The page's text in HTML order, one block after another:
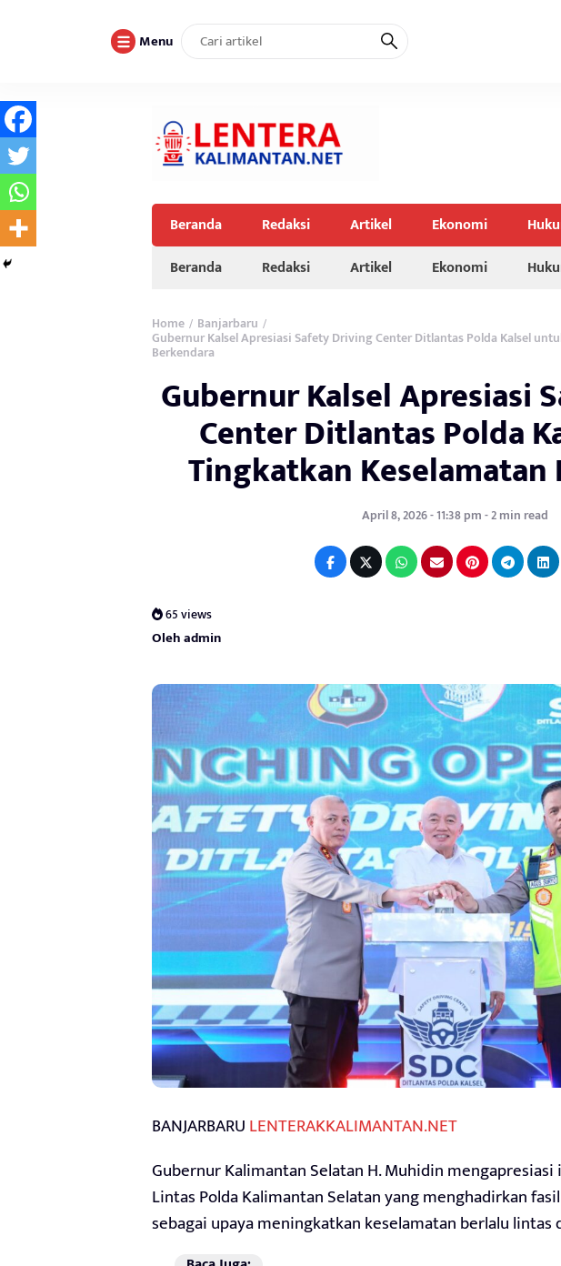
Menu
Beranda Redaksi Artikel Ekonomi
Beranda
Redaksi Artikel Ekonomi
Home / Banjarbaru /
Gubernur Kalsel Apresiasi Safety Driving Center Ditlantas Polda Kalsel
Berkendara
Gubernur Kalsel Apresiasi
Center Ditlantas Polda
Tingkatkan Keselamatan
April 8, 2026 - 11:38 pm - 2 min read
65 views
Oleh admin
BANJARBARULENTERAKKALIMANTAN.NET
Gubernur Kalimantan Selatan H. Muhidin
Lintas Polda Kalimantan Selatan yang menghadirkan
sebagai upaya meningkatkan keselamatan berlalu lintas